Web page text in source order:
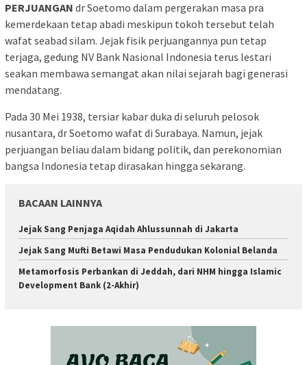
PERJUANGAN dr Soetomo dalam pergerakan masa pra
kemerdekaan tetap abadi meskipun tokoh tersebut telah
wafat seabad silam. Jejak fisik perjuangannya pun tetap
terjaga, gedung NV Bank Nasional Indonesia terus lestari
seakan membawa semangat akan nilai sejarah bagi generasi
mendatang.
Pada 30 Mei 1938, tersiar kabar duka di seluruh pelosok
nusantara, dr Soetomo wafat di Surabaya. Namun, jejak
perjuangan beliau dalam bidang politik, dan perekonomian
bangsa Indonesia tetap dirasakan hingga sekarang.
BACAAN LAINNYA
Jejak Sang Penjaga Aqidah Ahlussunnah di Jakarta
Jejak Sang Mufti Betawi Masa Pendudukan Kolonial Belanda
Metamorfosis Perbankan di Jeddah, dari NHM hingga Islamic
Development Bank (2-Akhir)